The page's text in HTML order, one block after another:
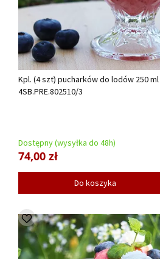
Kpl. (4 szt) pucharków do lodów 250
4SB.PRE.802510/3
Dostępny (wysyłka do 48h)
74,00 zł
Do koszyka